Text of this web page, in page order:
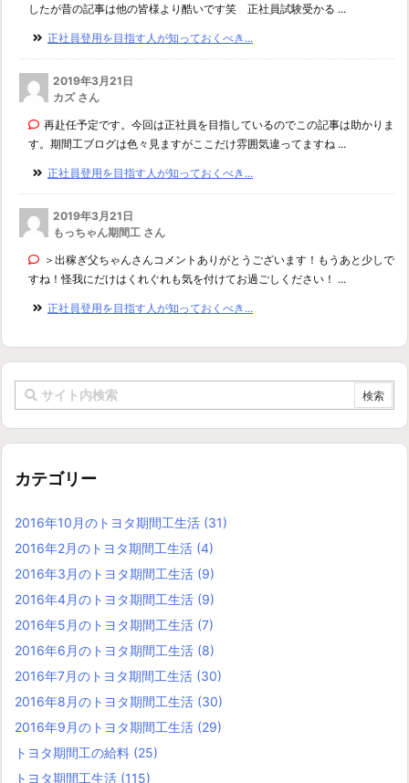
したが昔の記事は他の皆様より酷いです笑 正社員試験受かる ...
正社員登用を目指す人が知っておくべき...
2019年3月21日
カズ さん
再赴任予定です。今回は正社員を目指しているのでこの記事は助かりま
す。期間工ブログは色々見ますがここだけ雰囲気違ってますね ...
正社員登用を目指す人が知っておくべき...
2019年3月21日
もっちゃん期間工 さん
＞出稼ぎ父ちゃんさんコメントありがとうございます！もうあと少しで
すね！怪我にだけはくれぐれも気を付けてお過ごしください！ ...
正社員登用を目指す人が知っておくべき...
カテゴリー
2016年10月のトヨタ期間工生活 (31)
2016年2月のトヨタ期間工生活 (4)
2016年3月のトヨタ期間工生活 (9)
2016年4月のトヨタ期間工生活 (9)
2016年5月のトヨタ期間工生活 (7)
2016年6月のトヨタ期間工生活 (8)
2016年7月のトヨタ期間工生活 (30)
2016年8月のトヨタ期間工生活 (30)
2016年9月のトヨタ期間工生活 (29)
トヨタ期間工の給料 (25)
トヨタ期間工生活 (115)